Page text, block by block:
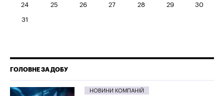
24 25 26 27 28 29 30
31
ГОЛОВНЕ ЗА ДОБУ
НОВИНИ КОМПАНІЙ